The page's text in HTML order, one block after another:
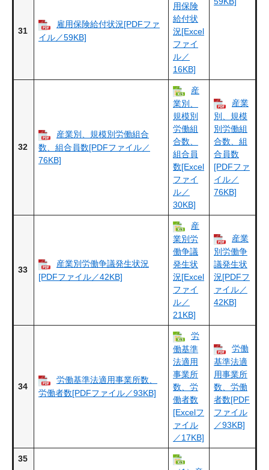
31
雇用保険給付状況[PDFファ
イル／59KB]
用保険
給付状
況[Excel
ファイ
ル／
16KB]
32
産業別、規模別労働組合
数、組合員数[PDFファイル／
76KB]
産
業別、
規模別
労働組
合数、
組合員
数[Excel
ファイ
ル／
30KB]
産業
別、規模
別労働組
合数、組
合員数
[PDFファ
イル／
76KB]
33
産業別労働争議発生状況
[PDFファイル／42KB]
産
業別労
働争議
発生状
況[Excel
ファイ
ル／
21KB]
産業
別労働争
議発生状
況[PDFフ
ァイル／
42KB]
34
労働基準法適用事業所数、
労働者数[PDFファイル／93KB]
労
働基準
法適用
事業所
数、労
働者数
[Excelフ
ァイル
／17KB]
労働
基準法適
用事業所
数、労働
者数[PDF
ファイル
／93KB]
35